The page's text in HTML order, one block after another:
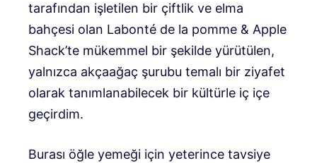
tarafından işletilen bir çiftlik ve elma
bahçesi olan Labonté de la pomme & Apple
Shack’te mükemmel bir şekilde yürütülen,
yalnızca akçaağaç şurubu temalı bir ziyafet
olarak tanımlanabilecek bir kültürle iç içe
geçirdim.
Burası öğle yemeği için yeterince tavsiye